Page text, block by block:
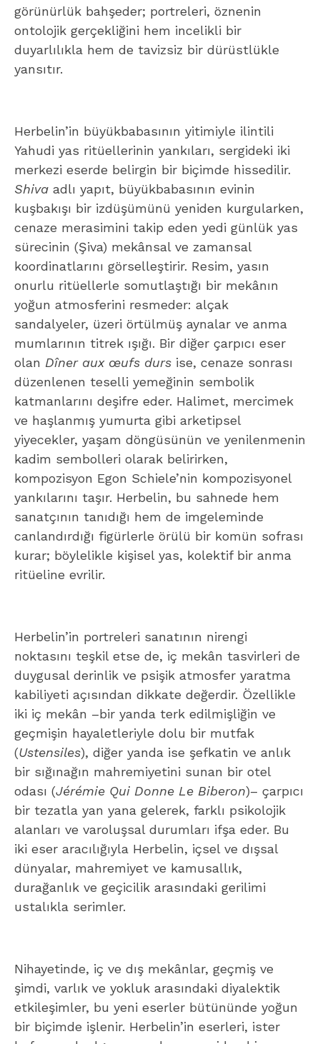
görünürlük bahşeder; portreleri, öznenin
ontolojik gerçekliğini hem incelikli bir
duyarlılıkla hem de tavizsiz bir dürüstlükle
yansıtır.
Herbelin’in büyükbabasının yitimiyle ilintili
Yahudi yas ritüellerinin yankıları, sergideki iki
merkezi eserde belirgin bir biçimde hissedilir.
Shiva adlı yapıt, büyükbabasının evinin
kuşbakışı bir izdüşümünü yeniden kurgularken,
cenaze merasimini takip eden yedi günlük yas
sürecinin (Şiva) mekânsal ve zamansal
koordinatlarını görselleştirir. Resim, yasın
onurlu ritüellerle somutlaştığı bir mekânın
yoğun atmosferini resmeder: alçak
sandalyeler, üzeri örtülmüş aynalar ve anma
mumlarının titrek ışığı. Bir diğer çarpıcı eser
olan Dîner aux œufs durs ise, cenaze sonrası
düzenlenen teselli yemeğinin sembolik
katmanlarını deşifre eder. Halimet, mercimek
ve haşlanmış yumurta gibi arketipsel
yiyecekler, yaşam döngüsünün ve yenilenmenin
kadim sembolleri olarak belirirken,
kompozisyon Egon Schiele’nin kompozisyonel
yankılarını taşır. Herbelin, bu sahnede hem
sanatçının tanıdığı hem de imgeleminde
canlandırdığı figürlerle örülü bir komün sofrası
kurar; böylelikle kişisel yas, kolektif bir anma
ritüeline evrilir.
Herbelin’in portreleri sanatının nirengi
noktasını teşkil etse de, iç mekân tasvirleri de
duygusal derinlik ve psişik atmosfer yaratma
kabiliyeti açısından dikkate değerdir. Özellikle
iki iç mekân –bir yanda terk edilmişliğin ve
geçmişin hayaletleriyle dolu bir mutfak
(Ustensiles), diğer yanda ise şefkatin ve anlık
bir sığınağın mahremiyetini sunan bir otel
odası (Jérémie Qui Donne Le Biberon)– çarpıcı
bir tezatla yan yana gelerek, farklı psikolojik
alanları ve varoluşsal durumları ifşa eder. Bu
iki eser aracılığıyla Herbelin, içsel ve dışsal
dünyalar, mahremiyet ve kamusallık,
durağanlık ve geçicilik arasındaki gerilimi
ustalıkla serimler.
Nihayetinde, iç ve dış mekânlar, geçmiş ve
şimdi, varlık ve yokluk arasındaki diyalektik
etkileşimler, bu yeni eserler bütününde yoğun
bir biçimde işlenir. Herbelin’in eserleri, ister